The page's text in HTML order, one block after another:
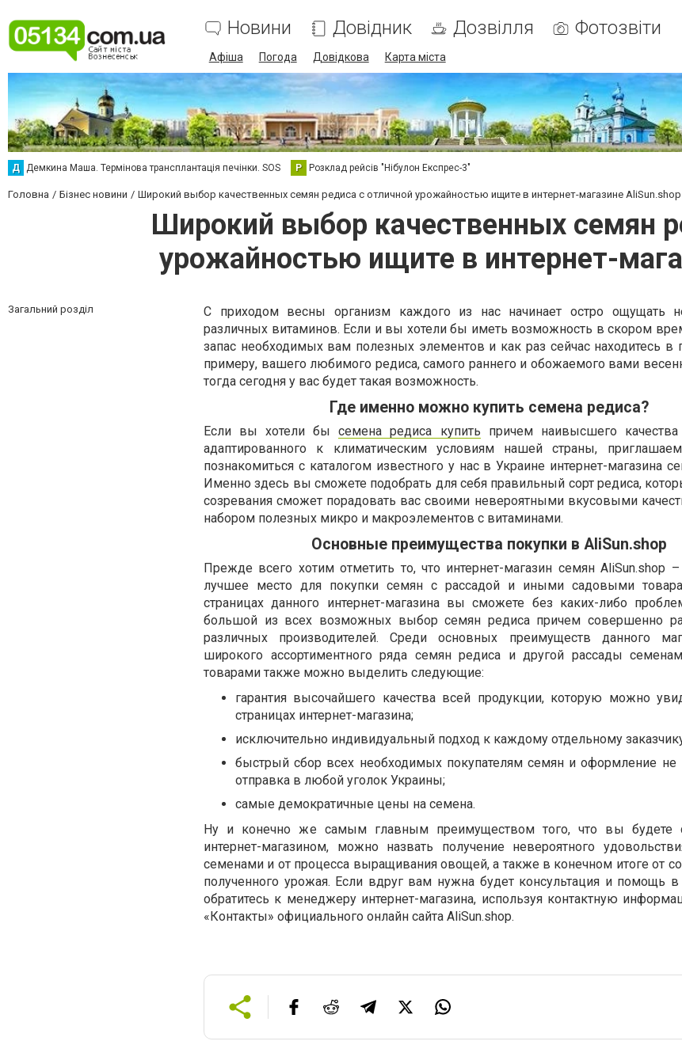
Новини Довідник Дозвілля Фотозвіти
Афіша Погода Довідкова Карта міста
Д Демкина Маша. Термінова трансплантація печінки. SOS Р Розклад рейсів "Нібулон Експрес-3"
Головна Бізнес новини Широкий выбор качественных семян редиса с отличной урожайностью ищите в интернет-магазине AliSun.shop
Широкий выбор качественных семян
урожайностью ищите в интернет-
Загальний розділ
С приходом весны организм каждого из нас начинает остро ощущать
различных витаминов. Если и вы хотели бы иметь возможность в скором
запас необходимых вам полезных элементов и как раз сейчас находитесь в
примеру, вашего любимого редиса, самого раннего и обожаемого вами
тогда сегодня у вас будет такая возможность.
Где именно можно купить семена редиса?
Если вы хотели бысемена редиса купить причем наивысшего качества
адаптированного к климатическим условиям нашей страны,
познакомиться с каталогом известного у нас в Украине интернет-магазина
Именно здесь вы сможете подобрать для себя правильный сорт редиса,
созревания сможет порадовать вас своими невероятными вкусовыми
набором полезных микро и макроэлементов с витаминами.
Основные преимущества покупки в AliSun.shop
Прежде всего хотим отметить то, что интернет-магазин семян AliSun.shop –
лучшее место для покупки семян с рассадой и иными садовыми
страницах данного интернет-магазина вы сможете без каких-либо
большой из всех возможных выбор семян редиса причем совершенно
различных производителей. Среди основных преимуществ данного
широкого ассортиментного ряда семян редиса и другой рассады
товарами также можно выделить следующие:
гарантия высочайшего качества всей продукции, которую можно
страницах интернет-магазина;
исключительно индивидуальный подход к каждому отдельному
быстрый сбор всех необходимых покупателям семян и оформление не
отправка в любой уголок Украины;
самые демократичные цены на семена.
Ну и конечно же самым главным преимуществом того, что вы будете
интернет-магазином, можно назвать получение невероятного
семенами и от процесса выращивания овощей, а также в конечном итоге от
полученного урожая. Если вдруг вам нужна будет консультация и помощь
обратитесь к менеджеру интернет-магазина, используя контактную
«Контакты» официального онлайн сайта AliSun.shop.